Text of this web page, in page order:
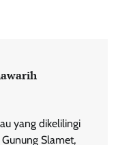
yang dikelilingi
Slamet,